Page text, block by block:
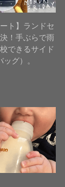
ト】ランドセ
！手ぶらで雨
できるサイド
グ）。